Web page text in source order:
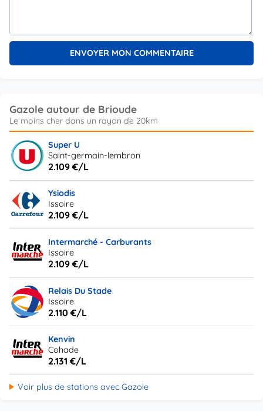
Gazole autour de Brioude
Super U
Saint-germain-lembron
2.109 €/L
Ysiodis
Issoire
2.109 €/L
Intermarché - Carburants
Issoire
2.109 €/L
Relais Du Stade
Issoire
2.110 €/L
Kenvin
Cohade
2.131 €/L
Voir plus de stations avec Gazole